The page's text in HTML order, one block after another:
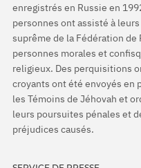
enregistrés en Russie en
personnes ont assisté à
suprême de la Fédération
personnes morales et
religieux. Des perquisitions
croyants ont été envoyés en
les Témoins de Jéhovah et
leurs poursuites pénales et
préjudices causés.